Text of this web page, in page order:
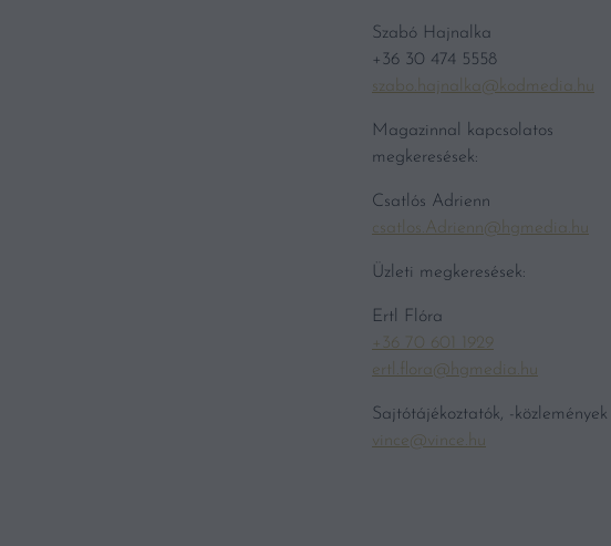
Szabó Hajnalka
+36 30 474 5558
szabo.hajnalka@kodmedia.hu
Magazinnal kapcsolatos
megkeresések:
Csatlós Adrienn
csatlos.Adrienn@hgmedia.hu
Üzleti megkeresések:
Ertl Flóra
+36 70 601 1929
ertl.flora@hgmedia.hu
Sajtótájékoztatók, -közlemények
vince@vince.hu